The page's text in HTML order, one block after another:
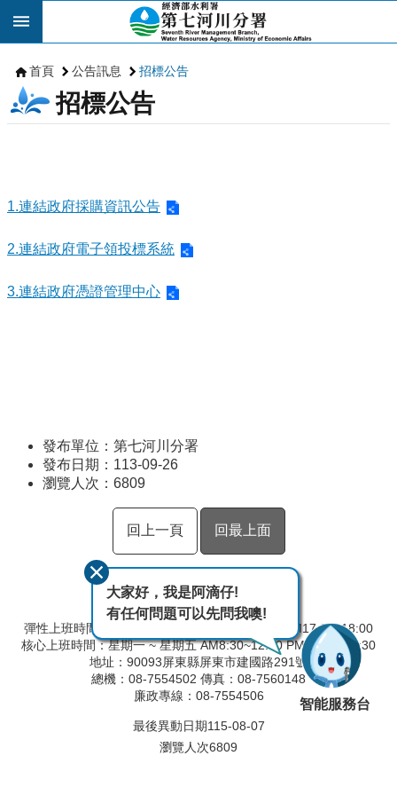
跳到主要內容區塊
首頁 公告訊息 招標公告
招標公告
1.連結政府採購資訊公告
2.連結政府電子領投標系統
3.連結政府憑證管理中心
發布單位：第七河川分署
發布日期：113-09-26
瀏覽人次： 6809
回上一頁 回最上面
彈性上班時間：AM8:00~09:00 彈性下班時間：PM17:00~18:00
核心上班時間：星期一 ~ 星期五 AM8:30~12:30 PM13:30~17:30
地址：90093屏東縣屏東市建國路291號
總機：08-7554502 傳真：08-7560148
廉政專線：08-7554506
最後異動日期115-08-07
瀏覽人次6809
大家好，我是阿滴仔!
有任何問題可以先問我噢!
智能服務台